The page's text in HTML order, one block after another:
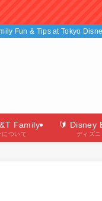
Fun & Tips at Tokyo
Family
について
🔰 Disney
ディズ